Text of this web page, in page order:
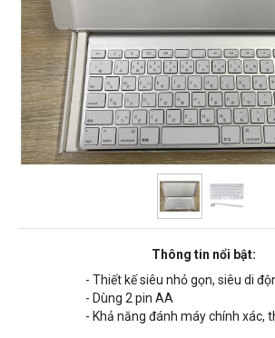
Thông tin nổi bật:
- Thiết kế siêu nhỏ gọn, siêu di
- Dùng 2 pin AA
- Khả năng đánh máy chính xác,